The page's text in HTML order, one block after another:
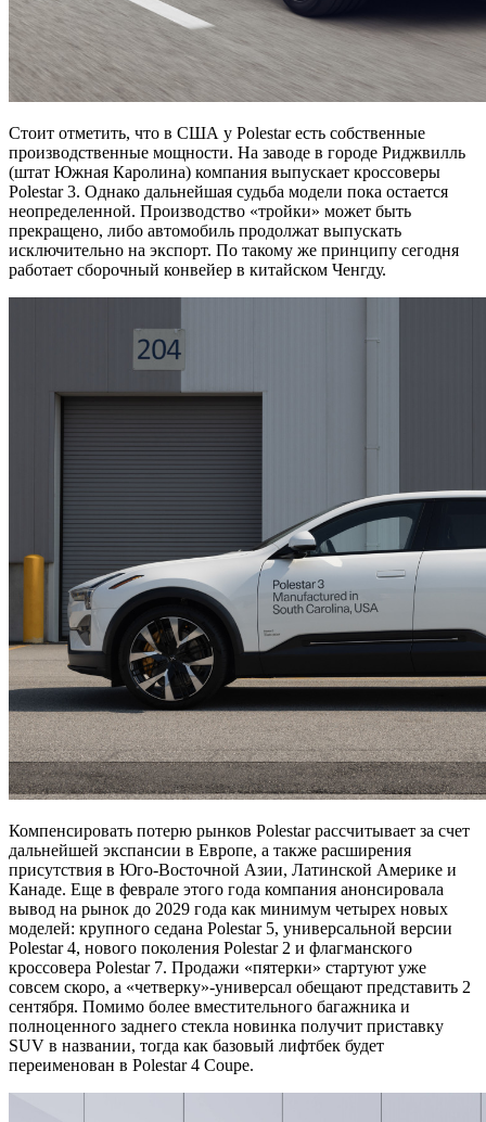
Стоит отметить, что в США у Polestar есть собственные
производственные мощности. На заводе в городе Риджвилль
(штат Южная Каролина) компания выпускает кроссоверы
Polestar 3. Однако дальнейшая судьба модели пока остается
неопределенной. Производство «тройки» может быть
прекращено, либо автомобиль продолжат выпускать
исключительно на экспорт. По такому же принципу сегодня
работает сборочный конвейер в китайском Ченгду.
Компенсировать потерю рынков Polestar рассчитывает за счет
дальнейшей экспансии в Европе, а также расширения
присутствия в Юго-Восточной Азии, Латинской Америке и
Канаде. Еще в феврале этого года компания анонсировала
вывод на рынок до 2029 года как минимум четырех новых
моделей: крупного седана Polestar 5, универсальной версии
Polestar 4, нового поколения Polestar 2 и флагманского
кроссовера Polestar 7. Продажи «пятерки» стартуют уже
совсем скоро, а «четверку»-универсал обещают представить 2
сентября. Помимо более вместительного багажника и
полноценного заднего стекла новинка получит приставку
SUV в названии, тогда как базовый лифтбек будет
переименован в Polestar 4 Coupe.